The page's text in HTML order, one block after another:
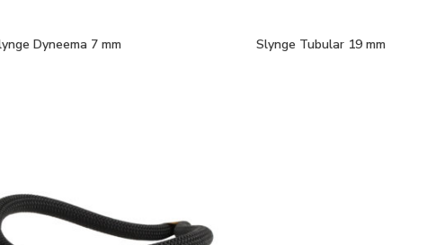
Dyneema 7 mm Slynge Tubular 19 mm